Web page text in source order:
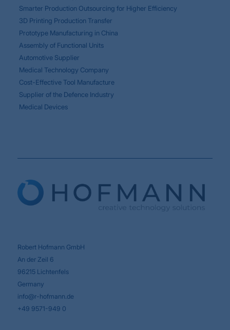
Smarter Production Outsourcing for Higher Efficiency
3D Printing Production Transfer
Prototype Manufacturing in China
Assembly of Functional Units
Automotive Supplier
Medical Technology Company
Cost-Effective Tool Manufacture
Supplier of the Defence Industry
Medical Devices
Robert Hofmann GmbH
An der Zeil 6
96215 Lichtenfels
Germany
info@r-hofmann.de
+49 9571-949 0